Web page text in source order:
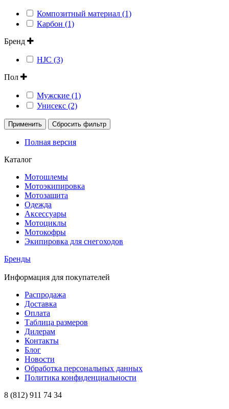
Композитный материал (1)
Карбон (1)
Бренд
HJC (3)
Пол
Мужские (1)
Унисекс (2)
Применить Сбросить фильтр
Полная версия
Каталог
Мотошлемы
Мотоэкипировка
Мотозащита
Одежда
Аксессуары
Мотоциклы
Мотокофры
Экипировка для снегоходов
Бренды
Информация для покупателей
Распродажа
Доставка
Оплата
Таблица размеров
Дилерам
Контакты
Блог
Новости
Обработка персональных данных
Политика конфиденциальности
8 (812) 911 74 34